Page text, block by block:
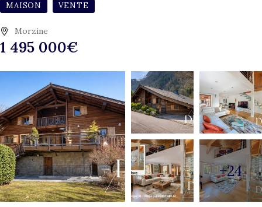
MAISON VENTE
Morzine
1 495 000€
+24